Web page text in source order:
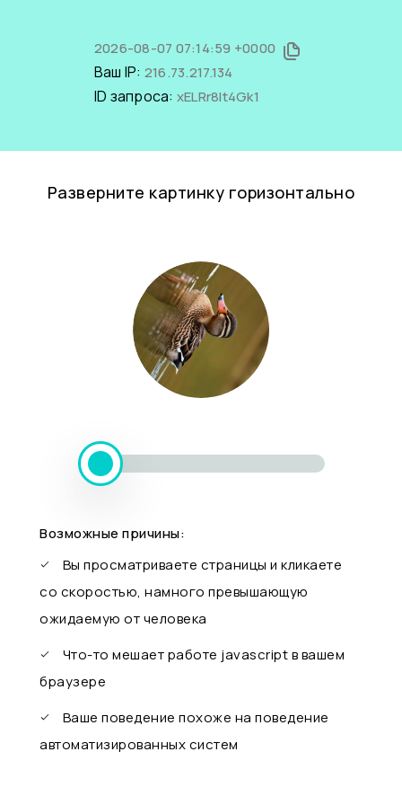
2026-08-07 07:14:59 +0000
Ваш IP: 216.73.217.134
ID запроса: xELRr8It4Gk1
Разверните картинку горизонтально
Возможные причины:
Вы просматриваете страницы и кликаете
со скоростью, намного превышающую
ожидаемую от человека
Что-то мешает работе javascript в вашем
браузере
Ваше поведение похоже на поведение
автоматизированных систем